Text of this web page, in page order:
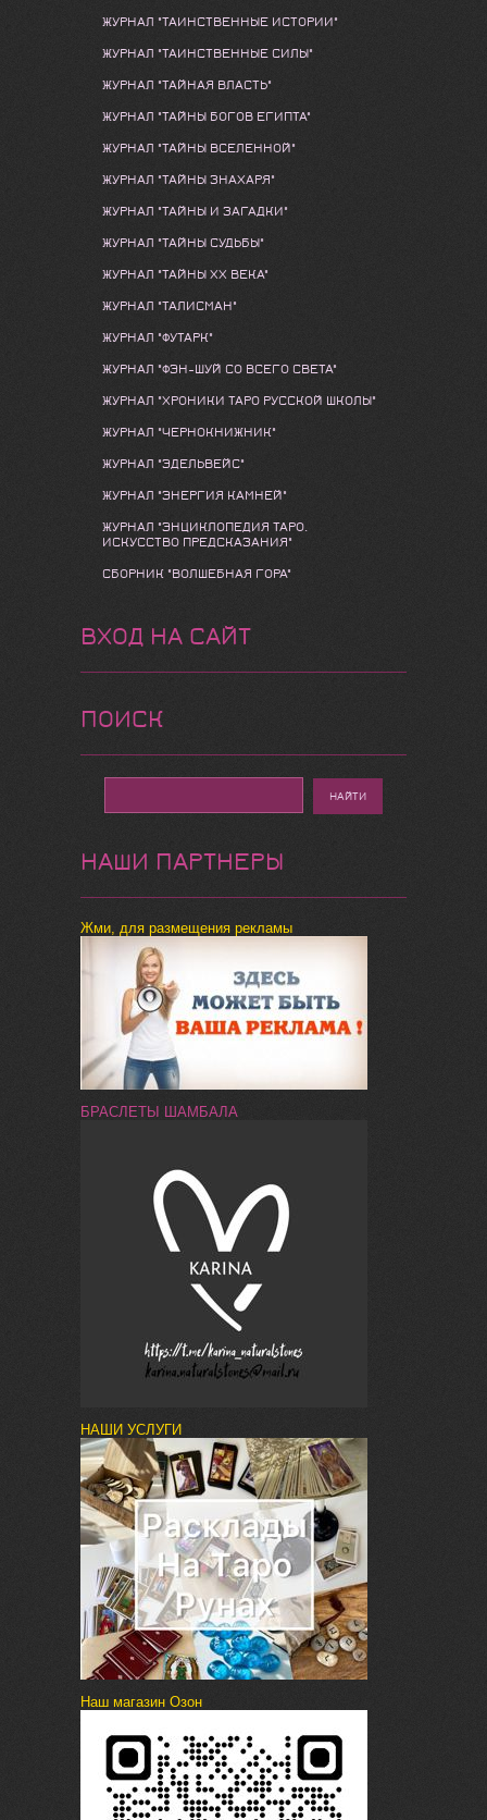
ЖУРНАЛ "ТАИНСТВЕННЫЕ ИСТОРИИ"
ЖУРНАЛ "ТАИНСТВЕННЫЕ СИЛЫ"
ЖУРНАЛ "ТАЙНАЯ ВЛАСТЬ"
ЖУРНАЛ "ТАЙНЫ БОГОВ ЕГИПТА"
ЖУРНАЛ "ТАЙНЫ ВСЕЛЕННОЙ"
ЖУРНАЛ "ТАЙНЫ ЗНАХАРЯ"
ЖУРНАЛ "ТАЙНЫ И ЗАГАДКИ"
ЖУРНАЛ "ТАЙНЫ СУДЬБЫ"
ЖУРНАЛ "ТАЙНЫ ХХ ВЕКА"
ЖУРНАЛ "ТАЛИСМАН"
ЖУРНАЛ "ФУТАРК"
ЖУРНАЛ "ФЭН-ШУЙ СО ВСЕГО СВЕТА"
ЖУРНАЛ "ХРОНИКИ ТАРО РУССКОЙ ШКОЛЫ"
ЖУРНАЛ "ЧЕРНОКНИЖНИК"
ЖУРНАЛ "ЭДЕЛЬВЕЙС"
ЖУРНАЛ "ЭНЕРГИЯ КАМНЕЙ"
ЖУРНАЛ "ЭНЦИКЛОПЕДИЯ ТАРО.
ИСКУССТВО ПРЕДСКАЗАНИЯ"
СБОРНИК "ВОЛШЕБНАЯ ГОРА"
ВХОД НА САЙТ
ПОИСК
НАШИ ПАРТНЕРЫ
Жми, для размещения рекламы
БРАСЛЕТЫ ШАМБАЛА
НАШИ УСЛУГИ
Наш магазин Озон